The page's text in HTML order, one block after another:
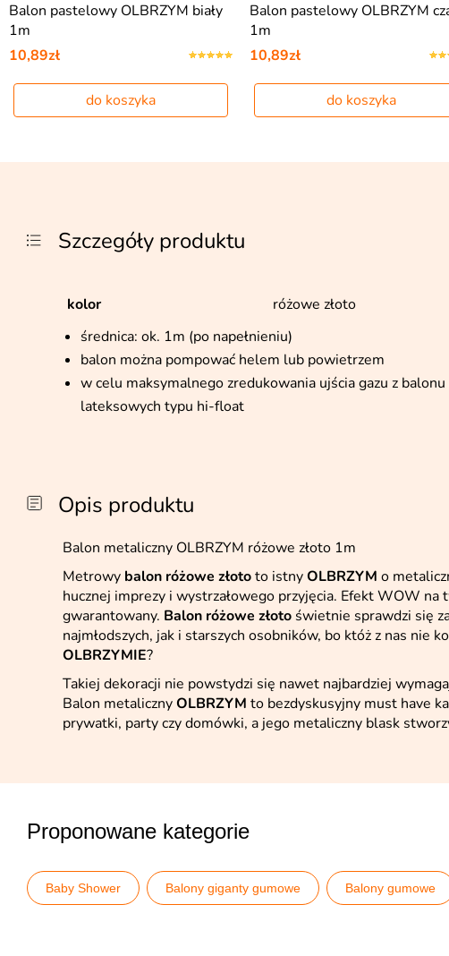
Balon pastelowy OLBRZYM biały
1m
10,89zł
do koszyka
Balon pastelowy OLBRZYM
1m
10,89zł
do koszyka
Szczegóły produktu
kolor
różowe złoto
średnica: ok. 1m (po napełnieniu)
balon można pompować helem lub powietrzem
w celu maksymalnego zredukowania ujścia gazu z
lateksowych typu hi-float
Opis produktu
Balon metaliczny OLBRZYM różowe złoto 1m
Metrowy balon różowe złototo istnyOLBRZYM o
hucznej imprezy i wystrzałowego przyjęcia. Efekt WOW na
gwarantowany. Balon różowe złoto świetnie sprawdzi się
najmłodszych, jak i starszych osobników, bo któż z nas nie
OLBRZYMIE?
Takiej dekoracji nie powstydzi się nawet najbardziej
Balon metalicznyOLBRZYM to bezdyskusyjny must have
prywatki, party czy domówki, a jego metaliczny blask
Proponowane kategorie
Baby Shower Balony giganty gumowe Balony gumowe